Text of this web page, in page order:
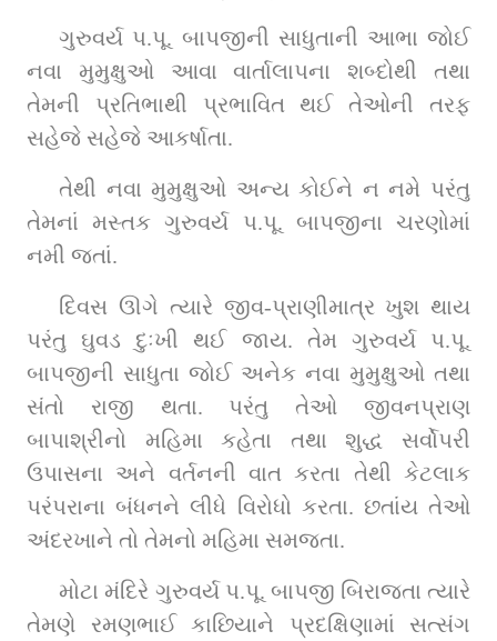
ગુરુવર્ય પ.પૂ. બાપજીની સાધુતાની આભા જોઈ
નવા મુમુક્ષુઓ આવા વાર્તાલાપના શબ્દોથી તથા
તેમની પ્રતિભાથી પ્રભાવિત થઈ તેઓની તરફ
સહેજે સહેજે આકર્ષાતા.
તેથી નવા મુમુક્ષુઓ અન્ય કોઈને ન નમે પરંતુ
તેમનાં મસ્તક ગુરુવર્ય પ.પૂ. બાપજીના ચરણોમાં
નમી જતાં.
દિવસ ઊગે ત્યારે જીવ-પ્રાણીમાત્ર ખુશ થાય
પરંતુ ઘુવડ દુઃખી થઈ જાય. તેમ ગુરુવર્ય પ.પૂ.
બાપજીની સાધુતા જોઈ અનેક નવા મુમુક્ષુઓ તથા
સંતો રાજી થતા. પરંતુ તેઓ જીવનપ્રાણ
બાપાશ્રીનો મહિમા કહેતા તથા શુદ્ધ સર્વોપરી
ઉપાસના અને વર્તનની વાત કરતા તેથી કેટલાક
પરંપરાના બંધનને લીધે વિરોધો કરતા. છતાંય તેઓ
અંદરખાને તો તેમનો મહિમા સમજતા.
મોટા મંદિરે ગુરુવર્ય પ.પૂ. બાપજી બિરાજતા ત્યારે
તેમણે રમણભાઈ કાછિયાને પ્રદક્ષિણામાં સત્સંગ